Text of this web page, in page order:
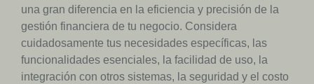
una gran diferencia en la eficiencia y precisión de la
gestión financiera de tu negocio. Considera
cuidadosamente tus necesidades específicas, las
funcionalidades esenciales, la facilidad de uso, la
integración con otros sistemas, la seguridad y el costo